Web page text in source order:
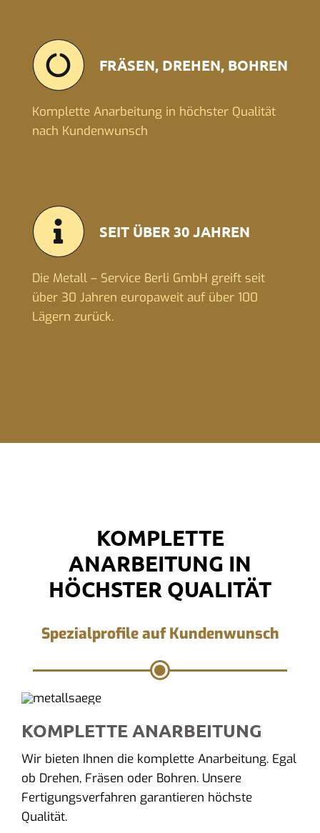
FRÄSEN, DREHEN, BOHREN
Komplette Anarbeitung in höchster Qualität
nach Kundenwunsch
SEIT ÜBER 30 JAHREN
Die Metall – Service Berli GmbH greift seit
über 30 Jahren europaweit auf über 100
Lägern zurück.
KOMPLETTE
ANARBEITUNG IN
HÖCHSTER QUALITÄT
Spezialprofile auf Kundenwunsch
KOMPLETTE ANARBEITUNG
Wir bieten Ihnen die komplette Anarbeitung. Egal
ob Drehen, Fräsen oder Bohren. Unsere
Fertigungsverfahren garantieren höchste
Qualität.